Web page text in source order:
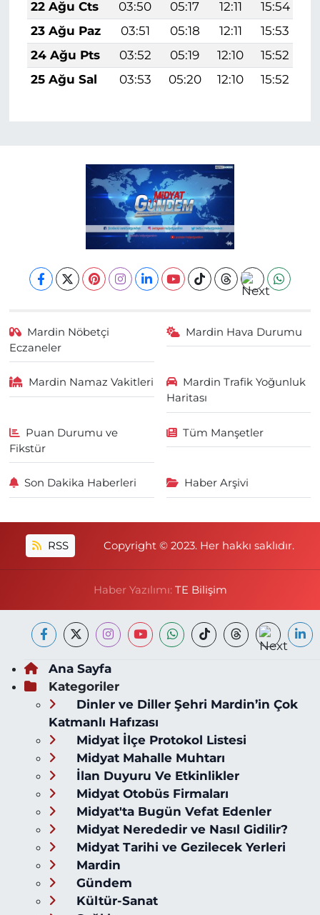
22 Ağu Cts 03:50 05:17 12:11 15:54
23 Ağu Paz
03:51 05:18 12:11 15:53
24 Ağu Pts
03:52 05:19 12:10 15:52
25 Ağu Sal
03:53 05:20 12:10 15:52
Mardin Nöbetçi
Eczaneler
Mardin Hava Durumu
Mardin Namaz Vakitleri
Mardin Trafik Yoğunluk
Haritası
Puan Durumu ve
Fikstür
Tüm Manşetler
Son Dakika Haberleri Haber Arşivi
RSS Copyright © 2023. Her hakkı saklıdır.
Haber Yazılımı: TE Bilişim
Ana Sayfa
Kategoriler
Dinler ve Diller Şehri Mardin’in Çok
Katmanlı Hafızası
Midyat İlçe Protokol Listesi
Midyat Mahalle Muhtarı
İlan Duyuru Ve Etkinlikler
Midyat Otobüs Firmaları
Midyat'ta Bugün Vefat Edenler
Midyat Nerededir ve Nasıl Gidilir?
Midyat Tarihi ve Gezilecek Yerleri
Mardin
Gündem
Kültür-Sanat